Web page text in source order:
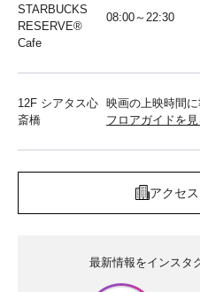
STARBUCKS
RESERVE®︎
Cafe
08:00～22:30
12F シアタス心
斎橋
映画の上映時間に
フロアガイドを見
アクセ
最新情報をインスタ